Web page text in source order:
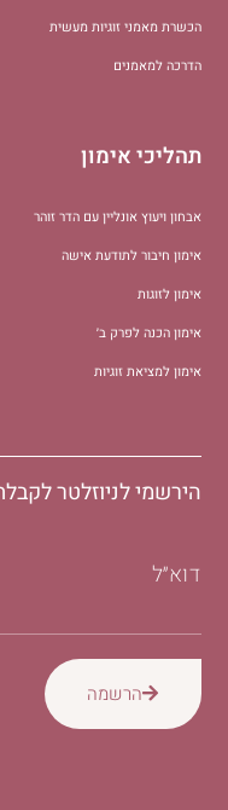
הכשרת מאמני זוגיות מעשית
הדרכה למאמנים
תהליכי אימון
אבחון ויעוץ אונליין עם הדר זוהר
אימון חיבור לתודעת אישה
אימון לזוגות
אימון הכנה לפרק ב׳
אימון למציאת זוגיות
הירשמי לניוזלטר
דוא״ל
הרשמה